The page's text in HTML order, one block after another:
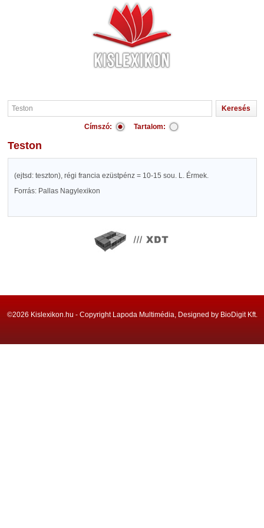
Címszó: Tartalom:
Teston
(ejtsd: teszton), régi francia ezüstpénz = 10-15 sou. L. Érmek.
Forrás: Pallas Nagylexikon
©2026 Kislexikon.hu - Copyright Lapoda Multimédia, Designed by BioDigit Kft.